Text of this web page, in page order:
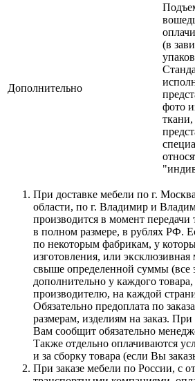
Дополнительно
(в
фото
ткани,
При доставке мебели по г.
области, по г. Владимир и
производится в момент передачи
в полном размере, в рублях РФ.
по некоторым фабрикам, у
изготовления, или эксклюзивная
свыше определенной суммы (все
дополнительно у каждого
производителю, на каждой
Обязательно предоплата по
размерам, изделиям на заказ. При
Вам сообщит обязательно
Также отдельно оплачиваются
и за сборку товара (если Вы
При заказе мебели по России, с